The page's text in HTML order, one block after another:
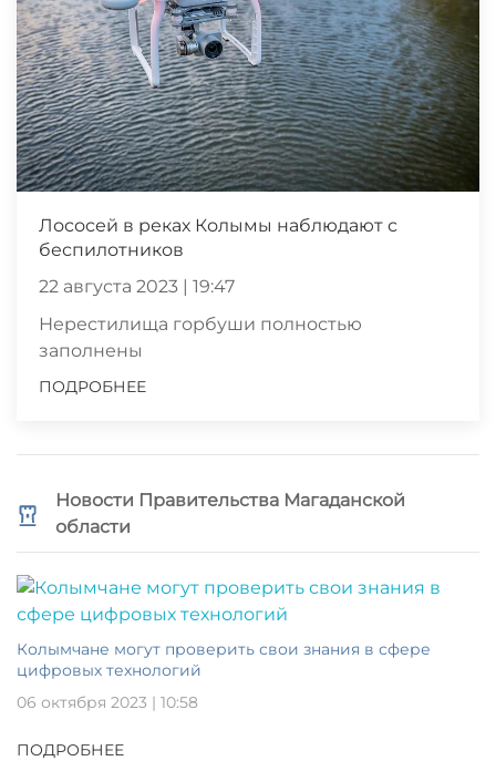
Лососей в реках Колымы наблюдают с
беспилотников
22 августа 2023 | 19:47
Нерестилища горбуши полностью
заполнены
ПОДРОБНЕЕ
Новости Правительства Магаданской
области
Колымчане могут проверить свои знания в сфере
цифровых технологий
06 октября 2023 | 10:58
ПОДРОБНЕЕ